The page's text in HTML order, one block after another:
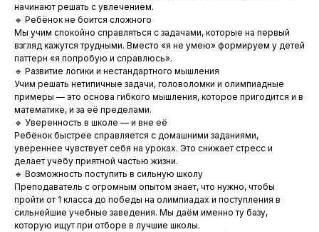
начинают решать с увлечением.
🔹 Ребёнок не боится сложного
Мы учим спокойно справляться с задачами, которые на первый
взгляд кажутся трудными. Вместо «я не умею» формируем у детей
паттерн «я попробую и справлюсь».
🔹 Развитие логики и нестандартного мышления
Учим решать нетипичные задачи, головоломки и олимпиадные
примеры — это основа гибкого мышления, которое пригодится и в
математике, и за её пределами.
🔹 Уверенность в школе — и вне её
Ребёнок быстрее справляется с домашними заданиями,
увереннее чувствует себя на уроках. Это снижает стресс и
делает учёбу приятной частью жизни.
🔹 Возможность поступить в сильную школу
Преподаватель с огромным опытом знает, что нужно, чтобы
пройти от 1 класса до победы на олимпиадах и поступления в
сильнейшие учебные заведения. Мы даём именно ту базу,
которую ищут при отборе в лучшие школы.